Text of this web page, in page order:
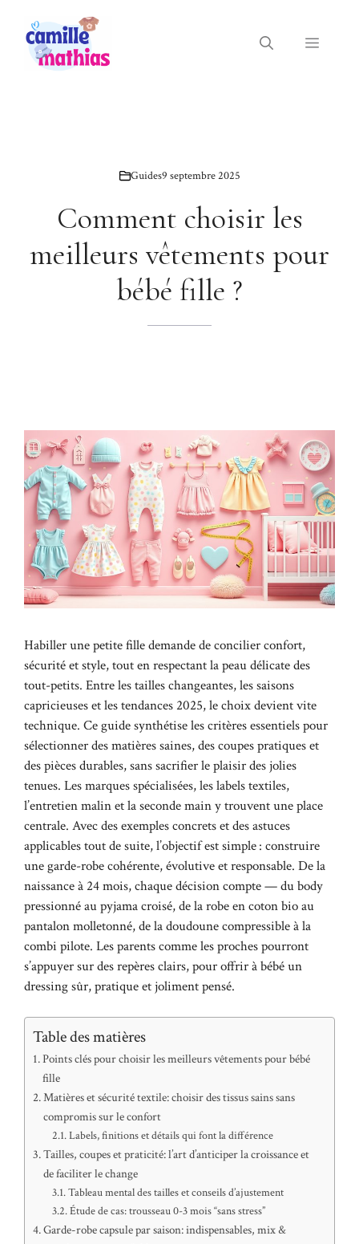
contenu
Menu
Guides9 septembre 2025
Comment choisir les
meilleurs vêtements pour
bébé fille ?
Habiller une petite fille demande de concilier confort,
sécurité et style, tout en respectant la peau délicate des
tout-petits. Entre les tailles changeantes, les saisons
capricieuses et les tendances 2025, le choix devient vite
technique. Ce guide synthétise les critères essentiels pour
sélectionner des matières saines, des coupes pratiques et
des pièces durables, sans sacrifier le plaisir des jolies
tenues. Les marques spécialisées, les labels textiles,
l’entretien malin et la seconde main y trouvent une place
centrale. Avec des exemples concrets et des astuces
applicables tout de suite, l’objectif est simple : construire
une garde-robe cohérente, évolutive et responsable. De la
naissance à 24 mois, chaque décision compte — du body
pressionné au pyjama croisé, de la robe en coton bio au
pantalon molletonné, de la doudoune compressible à la
combi pilote. Les parents comme les proches pourront
s’appuyer sur des repères clairs, pour offrir à bébé un
dressing sûr, pratique et joliment pensé.
Table des matières
Points clés pour choisir les meilleurs vêtements pour bébé
fille
Matières et sécurité textile: choisir des tissus sains sans
compromis sur le confort
Labels, finitions et détails qui font la différence
Tailles, coupes et praticité: l’art d’anticiper la croissance et
de faciliter le change
Tableau mental des tailles et conseils d’ajustement
Étude de cas: trousseau 0-3 mois “sans stress”
Garde-robe capsule par saison: indispensables, mix &